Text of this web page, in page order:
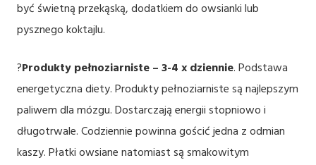
być świetną przekąską, dodatkiem do owsianki lub
pysznego koktajlu.
?Produkty pełnoziarniste – 3-4 x dziennie. Podstawa
energetyczna diety. Produkty pełnoziarniste są najlepszym
paliwem dla mózgu. Dostarczają energii stopniowo i
długotrwale. Codziennie powinna gościć jedna z odmian
kaszy. Płatki owsiane natomiast są smakowitym